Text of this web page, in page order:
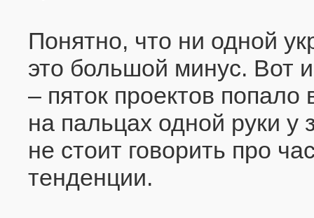
Понятно, что ни одной
это большой минус. Вот
– пяток проектов попало
на пальцах одной руки у
не стоит говорить про
тенденции.